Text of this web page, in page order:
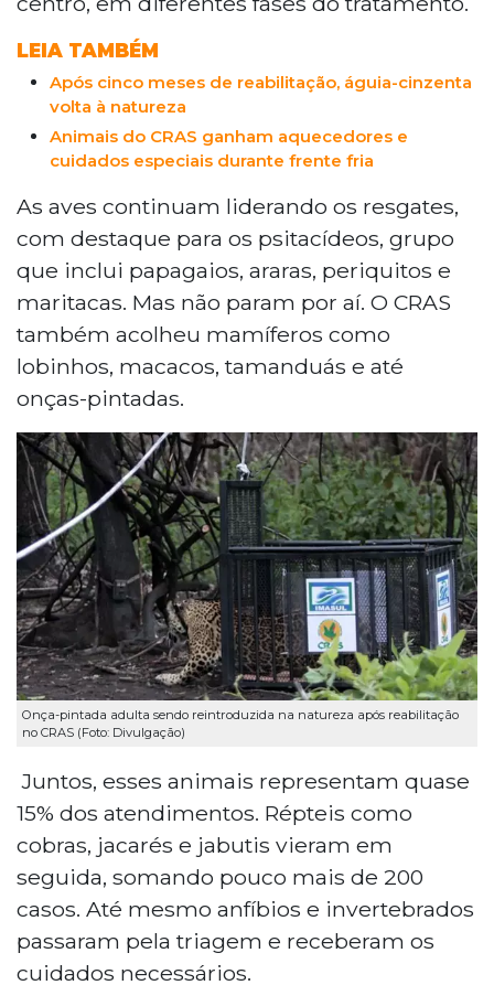
Atualmente, 320 animais permanecem
em recuperação no centro. A diversidade
de espécies atendidas demonstra a
complexidade do trabalho da equipe do
CRAS, que busca a plena recuperação e
dado preocupante é o aumento do
número de filhotes órfãos, vítimas da
destruição do habitat natural. O CRAS,
fundado em 1987, conta com o moderno
Hospital Veterinário Ayty, reforçando seu
papel como referência nacional em
resgate e reabilitação da fauna silvestre.
A instituição atua na linha de frente da
salvo representando um passo na
conservação dos ecossistemas.
LEIA TAMBÉM
Após cinco meses de reabilitação, águia-cinzenta
volta à natureza
Animais do CRAS ganham aquecedores e
cuidados especiais durante frente fria
As aves continuam liderando os resgates,
com destaque para os psitacídeos, grupo
que inclui papagaios, araras, periquitos e
maritacas. Mas não param por aí. O CRAS
também acolheu mamíferos como
lobinhos, macacos, tamanduás e até
onças-pintadas.
Onça-pintada adulta sendo reintroduzida na natureza após reabilitação
no CRAS (Foto: Divulgação)
Juntos, esses animais representam quase
15% dos atendimentos. Répteis como
cobras, jacarés e jabutis vieram em
seguida, somando pouco mais de 200
casos. Até mesmo anfíbios e invertebrados
passaram pela triagem e receberam os
cuidados necessários.